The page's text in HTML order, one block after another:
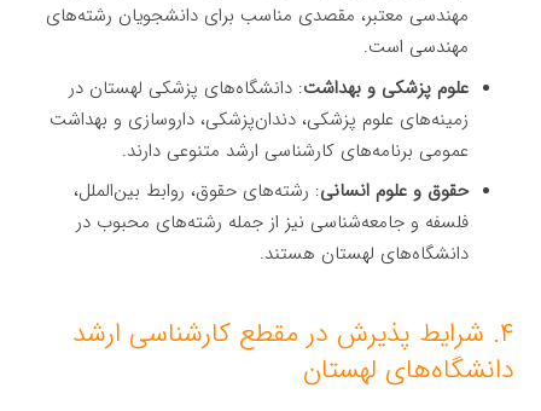
مهندسی معتبر، مقصدی مناسب برای دانشجویان رشته‌های
مهندسی است.
علوم پزشکی و بهداشت: دانشگاه‌های پزشکی لهستان در
زمینه‌های علوم پزشکی، دندان‌پزشکی، داروسازی و بهداشت
عمومی برنامه‌های کارشناسی ارشد متنوعی دارند.
حقوق و علوم انسانی: رشته‌های حقوق، روابط بین‌الملل،
فلسفه و جامعه‌شناسی نیز از جمله رشته‌های محبوب در
دانشگاه‌های لهستان هستند.
۴. شرایط پذیرش در مقطع کارشناسی ارشد
دانشگاه‌های لهستان